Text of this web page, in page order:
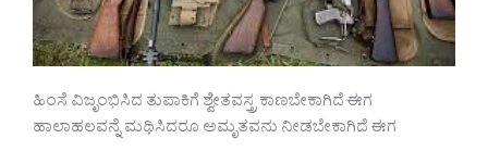
ಹಿಂಸೆ ವಿಜೃಂಭಿಸಿದ ತುಪಾಕಿಗೆ ಶ್ವೇತವಸ್ತ್ರ ಕಾಣಬೇಕಾಗಿದೆ ಈಗ
ಹಾಲಾಹಲವನ್ನೆ ಮಥಿಸಿದರೂ ಅಮೃತವನು ನೀಡಬೇಕಾಗಿದೆ ಈಗ